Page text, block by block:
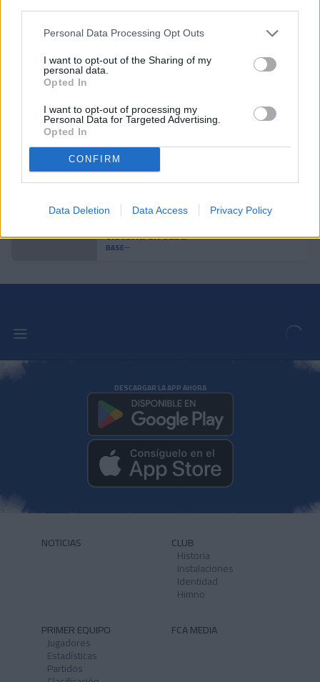
Personal Data Processing Opt Outs
I want to opt-out of the Sharing of my
personal data.
Opted In
I want to opt-out of processing my
Personal Data for Targeted Advertising.
Opted In
CONFIRM
Data Deletion Data Access Privacy Policy
El Cadete cierra la temporada con
victoria
BASE
El Juvenil empata y no consigue la
BASE
El Juvenil se jugará la salvación en la
última jornada
El Infantil S13 consigue la primera
victoria en casa
BASE
DESCARGAR LA APP AHORA
NOTICIAS CLUB
Historia
Instalaciones
Identidad
Himno
PRIMER EQUIPO
Jugadores
Estadísticas
Partidos
FCA MEDIA